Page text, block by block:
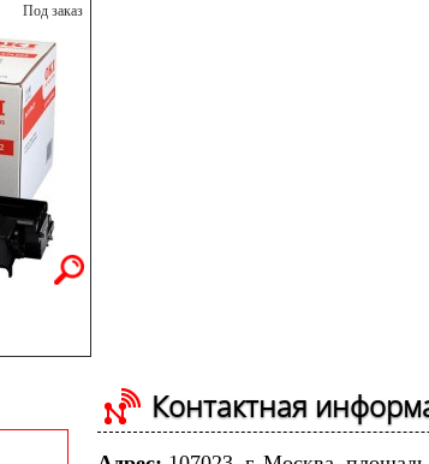
Под заказ
Контактная